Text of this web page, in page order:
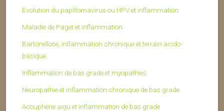
Evolution du papillomavirus ou HPV et inflammation
Maladie de Paget et inflammation
Bartonellose, inflammation chronique et terrain acido-
basique
Inflammation de bas grade et myopathies
Neuropathie et inflammation chronique de bas grade
Acouphène aigu et inflammation de bas grade